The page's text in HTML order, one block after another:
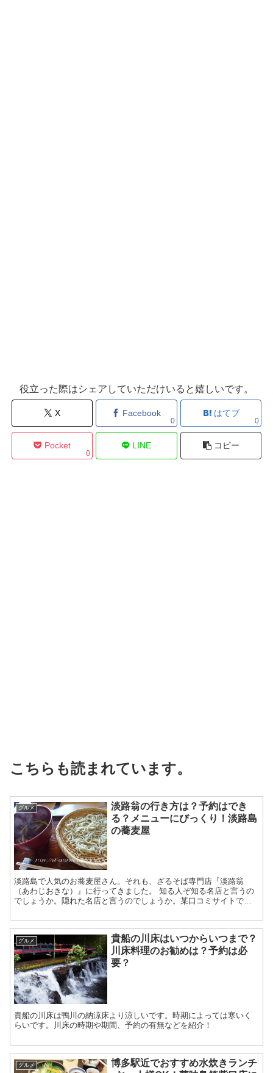
役立った際はシェアしていただけいると嬉しいです。
X Facebook
0
はてブ
0
Pocket
0
LINE コピー
こちらも読まれています。
グルメ
淡路翁の行き方は？予約はでき
る？メニューにびっくり！淡路島
の蕎麦屋
淡路島で人気のお蕎麦屋さん。それも、ざるそば専門店『淡路翁
（あわじおきな）』に行ってきました。 知る人ぞ知る名店と言うの
でしょうか。隠れた名店と言うのでしょうか。某口コミサイトでの
グルメ
貴船の川床はいつからいつまで？
川床料理のお勧めは？予約は必
要？
貴船の川床は鴨川の納涼床より涼しいです。時期によっては寒いく
らいです。川床の時期や期間、予約の有無などを紹介！
グルメ
博多駅近でおすすめ水炊きランチ